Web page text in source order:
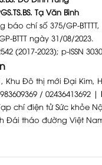
Tạ Văn Bình
chí số 375/GP-
BTTT ngày 31/08/2023.
(2017-2023); p-ISSN
Khu Đô thị mới Đại Kim,
/ 02436413692 |
chí điện tử Sức khỏe
Đái tháo đường Việt